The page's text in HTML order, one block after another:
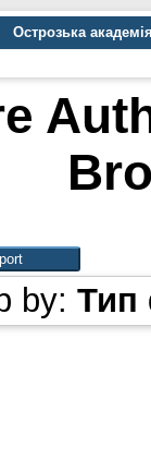
Острозька
by: Тип